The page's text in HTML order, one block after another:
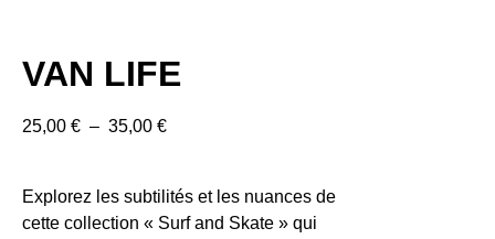
Explorez les subtilités et les nuances de
cette collection « Surf and Skate » qui
VAN LIFE
25,00 € – 35,00 €